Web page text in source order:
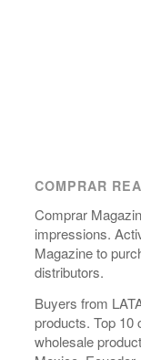
COMPRAR
Comprar
impressions.
Magazine to
distributors.
Buyers from
products. Top 10
wholesale